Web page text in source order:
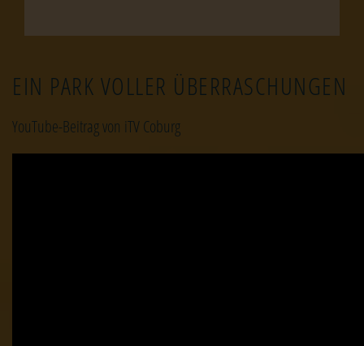
EIN PARK VOLLER ÜBERRASCHUNGEN
YouTube-Beitrag von iTV Coburg